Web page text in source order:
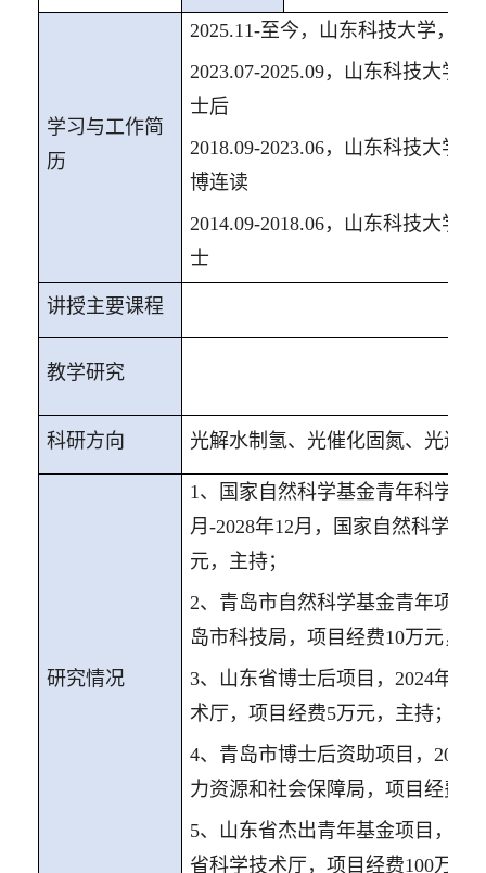
学习与工作简
历
2025.11-至今，山东科技大学，材
2023.07-2025.09，山东科技大学
士后
2018.09-2023.06，山东科技大学
博连读
2014.09-2018.06，山东科技大学
士
讲授主要课程
教学研究
科研方向 光解水制氢、光催化固氮、光还
研究情况
1 、
国家自然科学基金青年科学基
月 -2028年12月，国家自然科学基
元，主持；
2、 青岛市自然科学基金青年项目
岛市科技局，项目经费10万元，
3、 山东省博士后项目 ， 2024年
术厅，项目经费5万元，主持；
4、 青岛市博士后资助项目 ， 2024
力资源和社会保障局，项目经费
5、 山东省杰出青年基金项目 ，
省科学技术厅，项目经费100万元